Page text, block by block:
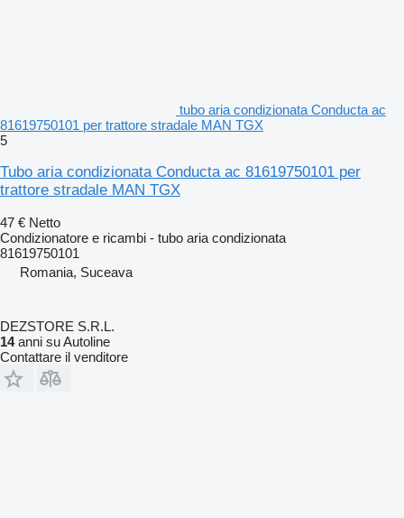
tubo aria condizionata Conducta ac
81619750101 per trattore stradale MAN TGX
5
Tubo aria condizionata Conducta ac 81619750101 per
trattore stradale MAN TGX
47 € Netto
Condizionatore e ricambi - tubo aria condizionata
81619750101
Romania, Suceava
DEZSTORE S.R.L.
14anni su Autoline
Contattare il venditore